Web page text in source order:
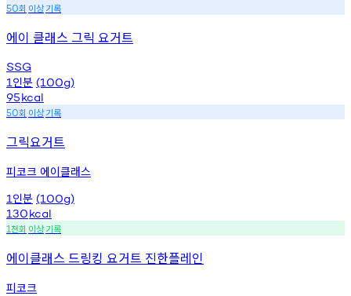
50회 이상기록
에이 클래스 그릭 요거트
SSG
1 인분 (100g)
95kcal
50회 이상기록
그릭요거트
피코크 에이클래스
1 인분 (100g)
130kcal
1천회 이상기록
에이클래스 드링킹 요거트 진한플레인
피코크